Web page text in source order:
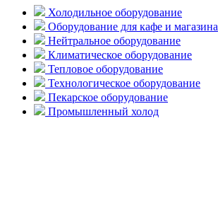
Холодильное оборудование
Оборудование для кафе и магазина
Нейтральное оборудование
Климатическое оборудование
Тепловое оборудование
Технологическое оборудование
Пекарское оборудование
Промышленный холод